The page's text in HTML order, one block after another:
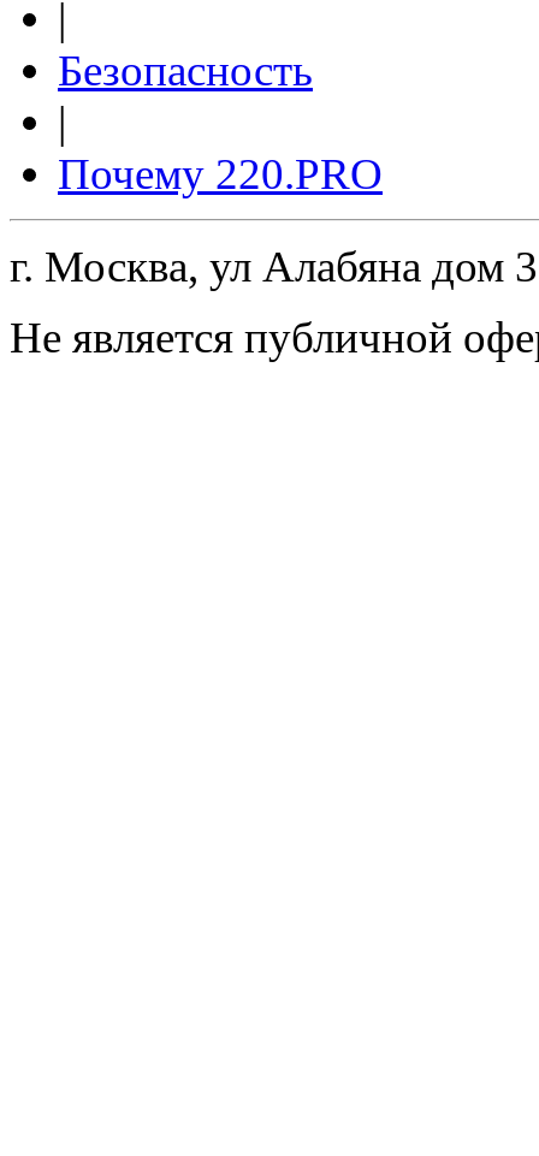
|
Безопасность
|
Почему 220.PRO
г. Москва, ул Алабяна дом
Не является публичной